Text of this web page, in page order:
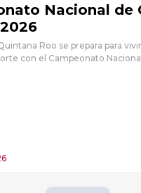
Nacional de
Roo se prepara para
con el Campeonato